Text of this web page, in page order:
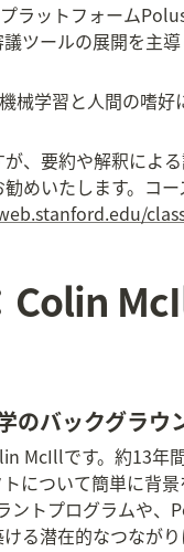
ラットフォーム
ツールの展開を主導
学習と人間の嗜好
、要約や解釈によ
めいたします。コ
Colin
のバックグラウ
McIllです。約13年
について簡単に背
トプログラムや
る潜在的なつながり